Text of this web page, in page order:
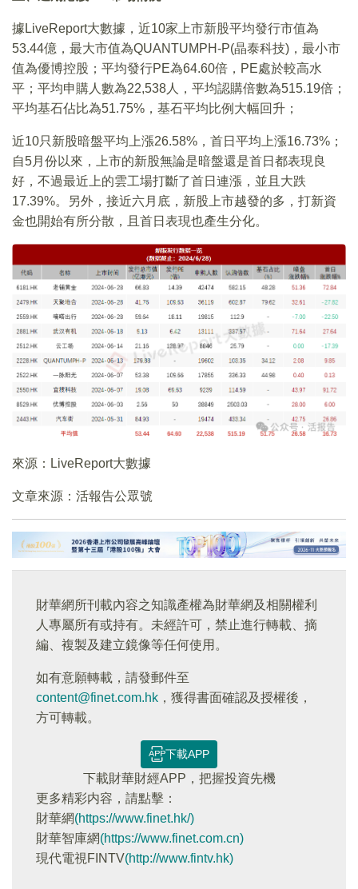
據LiveReport大數據，近10家上市新股平均發行市值為
53.44億，最大市值為QUANTUMPH-P(晶泰科技)，最小市
值為優博控股；平均發行PE為64.60倍，PE處於較高水
平；平均申購人數為22,538人，平均認購倍數為515.19倍；
平均基石佔比為51.75%，基石平均比例大幅回升；
近10只新股暗盤平均上漲26.58%，首日平均上漲16.73%；
自5月份以來，上市的新股無論是暗盤還是首日都表現良
好，不過最近上的雲工場打斷了首日連漲，並且大跌
17.39%。另外，接近六月底，新股上市越發的多，打新資
金也開始有所分散，且首日表現也產生分化。
來源：LiveReport大數據
文章來源：活報告公眾號
財華網所刊載內容之知識產權為財華網及相關權利
人專屬所有或持有。未經許可，禁止進行轉載、摘
編、複製及建立鏡像等任何使用。
如有意願轉載，請發郵件至
content@finet.com.hk ，獲得書面確認及授權後，
方可轉載。
下載APP
下載財華財經APP，把握投資先機
更多精彩内容，請點擊：
財華網(https://www.finet.hk/)
財華智庫網(https://www.finet.com.cn)
現代電視FINTV(http://www.fintv.hk)